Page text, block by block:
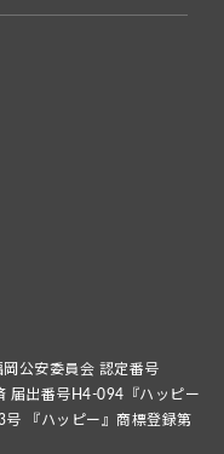
公安委員会 認定番号
届出番号H4-094『ハッピー
『ハッピー』商標登録第